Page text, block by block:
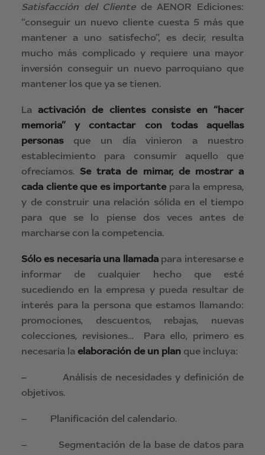
Satisfacción del Clientede AENOR Ediciones:
“conseguir un nuevo cliente cuesta 5 más que
mantener a uno satisfecho”, es decir, resulta
mucho más complicado y requiere una mayor
inversión conseguir un nuevo parroquiano que
mantener los que ya se tienen.
Laactivación de clientes consiste en “hacer
memoria” y contactar con todas aquellas
personasque un día vinieron a nuestro
establecimiento para consumir aquello que
ofrecíamos.Se trata de mimar, de mostrar a
cada cliente que es importantepara la empresa,
y de construir una relación sólida en el tiempo
para que se lo piense dos veces antes de
marcharse con la competencia.
Sólo es necesaria una llamadapara interesarse e
informar de cualquier hecho que esté
sucediendo en la empresa y pueda resultar de
interés para la persona que estamos llamando:
promociones, descuentos, rebajas, nuevas
colecciones, revisiones… Para ello, primero es
necesaria la elaboración de un plan que incluya:
– Análisis de necesidades y definición de
objetivos.
– Planificación del calendario.
– Segmentación de la base de datos para